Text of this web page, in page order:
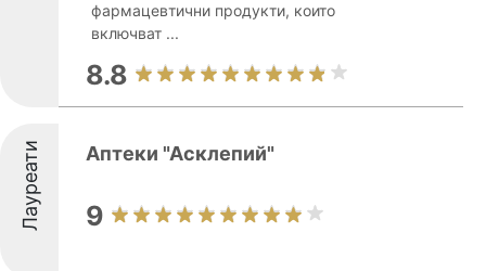
фармацевтични продукти, които
включват ...
8.8
Лауреати Аптеки "Асклепий"
9